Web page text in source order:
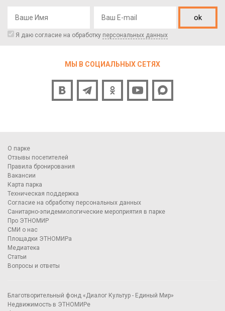
ok
Я даю согласие на обработку персональных данных
МЫ В СОЦИАЛЬНЫХ СЕТЯХ
О парке
Отзывы посетителей
Правила бронирования
Вакансии
Карта парка
Техническая поддержка
Согласие на обработку персональных данных
Санитарно-эпидемиологические мероприятия в парке
Про ЭТНОМИР
СМИ о нас
Площадки ЭТНОМИРа
Медиатека
Статьи
Вопросы и ответы
Благотворительный фонд «Диалог Культур - Единый Мир»
Недвижимость в ЭТНОМИРе